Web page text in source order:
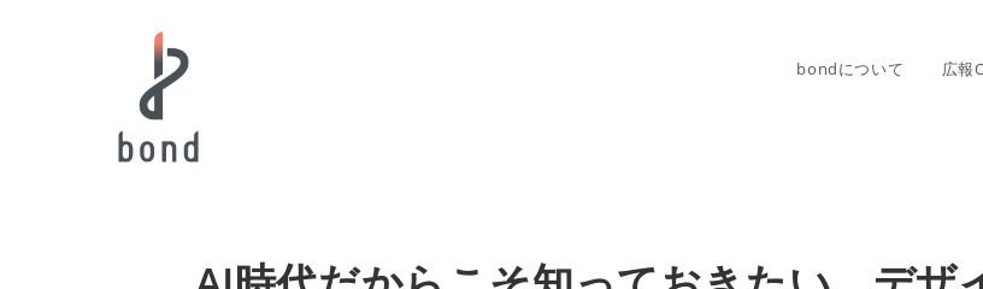
bondについて 広報